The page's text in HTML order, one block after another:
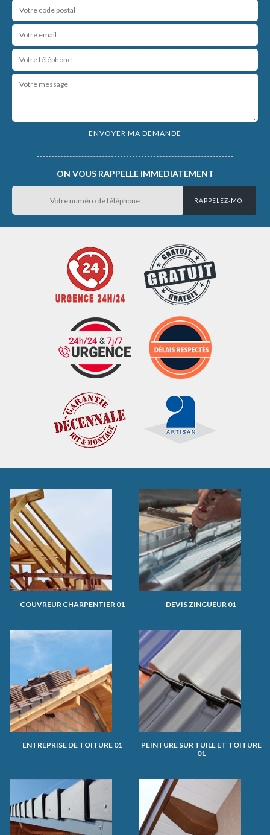
ON VOUS RAPPELLE IMMEDIATEMENT
COUVREUR CHARPENTIER 01 DEVIS ZINGUEUR 01
ENTREPRISE DE TOITURE 01
PEINTURE SUR TUILE ET TOITURE
01